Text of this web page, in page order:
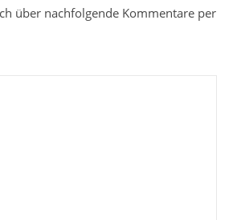
über nachfolgende Kommentare per